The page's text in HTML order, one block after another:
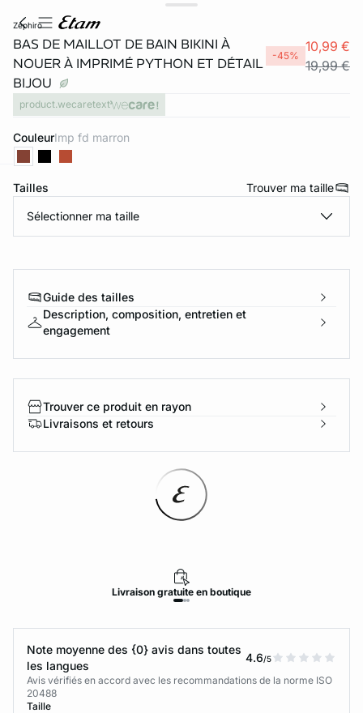
zephiro
BAS DE MAILLOT DE BAIN BIKINI À
NOUER À IMPRIMÉ PYTHON ET DÉTAIL
BIJOU
-45%
10,99 €
19,99 €
product.wecaretext
Couleur imp fd marron
Tailles Trouver ma taille
Sélectionner ma taille
Guide des tailles
Description, composition, entretien et
engagement
Trouver ce produit en rayon
Livraisons et retours
Livraison gratuite en boutique
Note moyenne des {0} avis dans toutes
les langues
4.6/5
Avis vérifiés en accord avec les recommandations de la norme ISO
20488
Taille